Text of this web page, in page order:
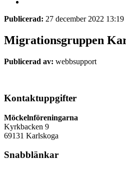
Publicerad: 27 december 2022 13:19
Migrationsgruppen
Publicerad av: webbsupport
Kontaktuppgifter
Möckelnföreningarna
Kyrkbacken 9
69131 Karlskoga
Snabblänkar